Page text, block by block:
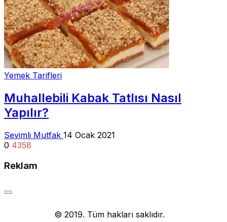
Yemek Tarifleri
Muhallebili Kabak Tatlısı Nasıl
Yapılır?
Sevimli Mutfak 14 Ocak 2021
0 4358
Reklam
© 2019. Tüm hakları saklıdır.